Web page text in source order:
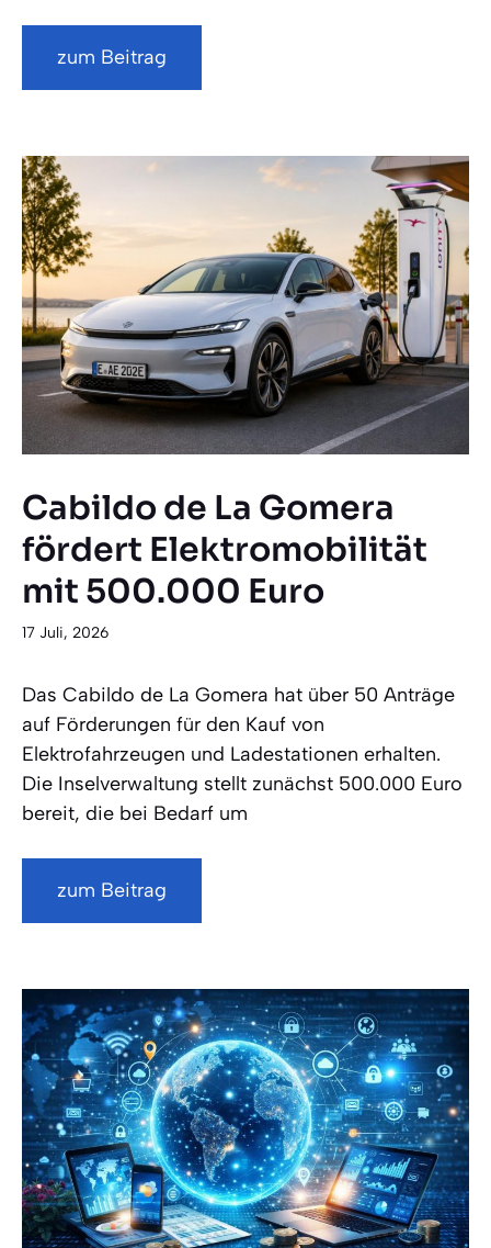
zum Beitrag
Cabildo de La Gomera
fördert Elektromobilität
mit 500.000 Euro
17 Juli, 2026
Das Cabildo de La Gomera hat über 50 Anträge
auf Förderungen für den Kauf von
Elektrofahrzeugen und Ladestationen erhalten.
Die Inselverwaltung stellt zunächst 500.000 Euro
bereit, die bei Bedarf um
zum Beitrag